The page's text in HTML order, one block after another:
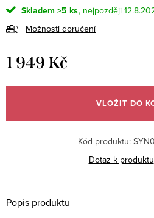
Skladem >5 ks
Možnosti doručení
1 949 Kč
cena:
VLOŽIT DO
Kód produktu:
Dotaz k produktu
Popis produktu